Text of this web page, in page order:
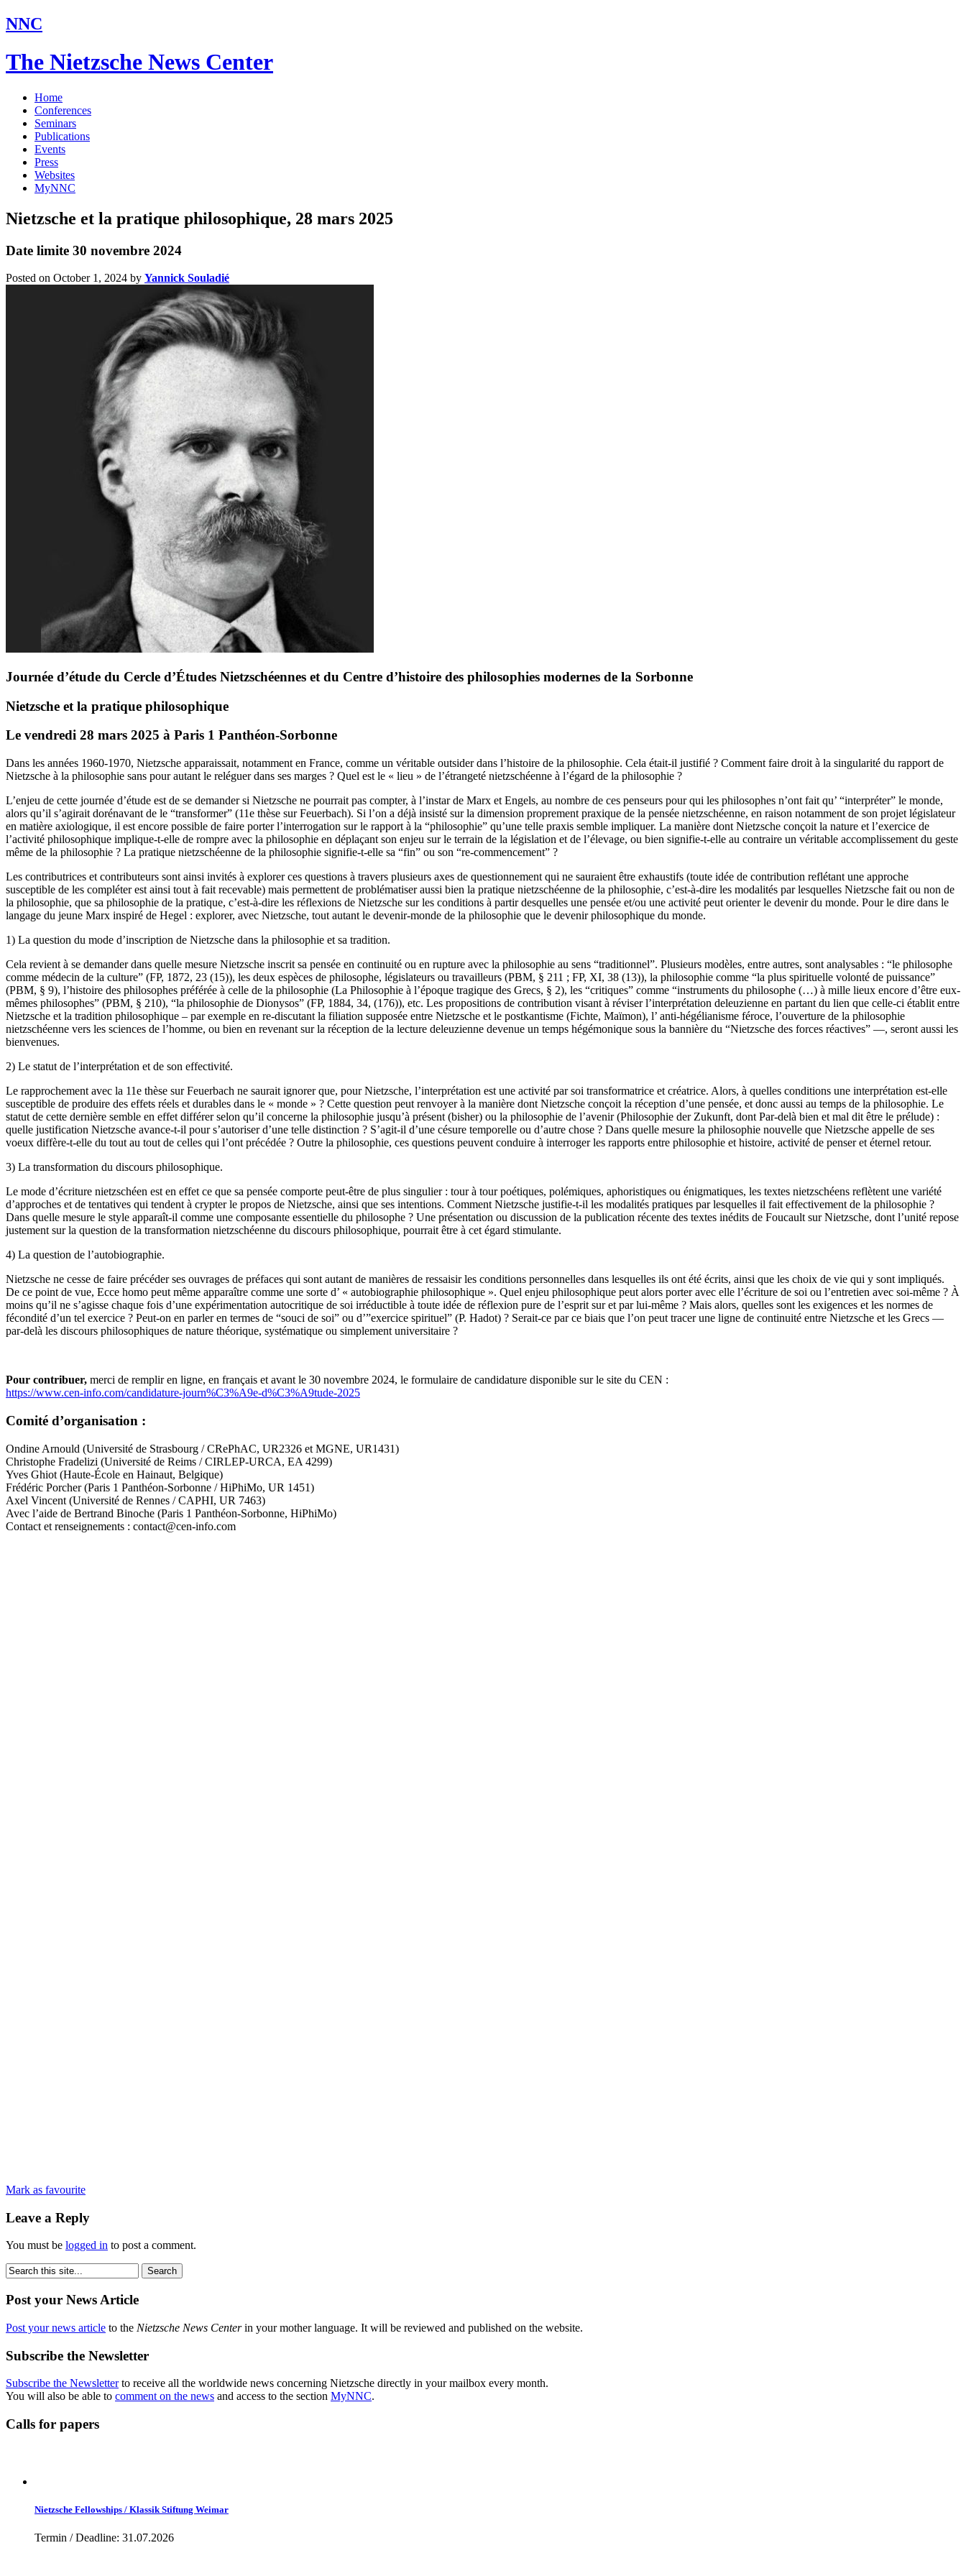
NNC
The Nietzsche News Center
Home
Conferences
Seminars
Publications
Events
Press
Websites
MyNNC
Nietzsche et la pratique philosophique, 28 mars 2025
Date limite 30 novembre 2024
Posted on October 1, 2024 by Yannick Souladié
Journée d’étude du Cercle d’Études Nietzschéennes et du Centre d’histoire des philosophies modernes de la Sorbonne
Nietzsche et la pratique philosophique
Le vendredi 28 mars 2025 à Paris 1 Panthéon-Sorbonne
Dans les années 1960-1970, Nietzsche apparaissait, notamment en France, comme un véritable outsider dans l’histoire de la philosophie. Cela était-il justifié ? Comment faire droit à la singularité du rapport de
Nietzsche à la philosophie sans pour autant le reléguer dans ses marges ? Quel est le « lieu » de l’étrangeté nietzschéenne à l’égard de la philosophie ?
L’enjeu de cette journée d’étude est de se demander si Nietzsche ne pourrait pas compter, à l’instar de Marx et Engels, au nombre de ces penseurs pour qui les philosophes n’ont fait qu’ “interpréter” le monde,
alors qu’il s’agirait dorénavant de le “transformer” (11e thèse sur Feuerbach). Si l’on a déjà insisté sur la dimension proprement praxique de la pensée nietzschéenne, en raison notamment de son projet législateur
en matière axiologique, il est encore possible de faire porter l’interrogation sur le rapport à la “philosophie” qu’une telle praxis semble impliquer. La manière dont Nietzsche conçoit la nature et l’exercice de
l’activité philosophique implique-t-elle de rompre avec la philosophie en déplaçant son enjeu sur le terrain de la législation et de l’élevage, ou bien signifie-t-elle au contraire un véritable accomplissement du geste
même de la philosophie ? La pratique nietzschéenne de la philosophie signifie-t-elle sa “fin” ou son “re-commencement” ?
Les contributrices et contributeurs sont ainsi invités à explorer ces questions à travers plusieurs axes de questionnement qui ne sauraient être exhaustifs (toute idée de contribution reflétant une approche
susceptible de les compléter est ainsi tout à fait recevable) mais permettent de problématiser aussi bien la pratique nietzschéenne de la philosophie, c’est-à-dire les modalités par lesquelles Nietzsche fait ou non de
la philosophie, que sa philosophie de la pratique, c’est-à-dire les réflexions de Nietzsche sur les conditions à partir desquelles une pensée et/ou une activité peut orienter le devenir du monde. Pour le dire dans le
langage du jeune Marx inspiré de Hegel : explorer, avec Nietzsche, tout autant le devenir-monde de la philosophie que le devenir philosophique du monde.
1) La question du mode d’inscription de Nietzsche dans la philosophie et sa tradition.
Cela revient à se demander dans quelle mesure Nietzsche inscrit sa pensée en continuité ou en rupture avec la philosophie au sens “traditionnel”. Plusieurs modèles, entre autres, sont analysables : “le philosophe
comme médecin de la culture” (FP, 1872, 23 (15)), les deux espèces de philosophe, législateurs ou travailleurs (PBM, § 211 ; FP, XI, 38 (13)), la philosophie comme “la plus spirituelle volonté de puissance”
(PBM, § 9), l’histoire des philosophes préférée à celle de la philosophie (La Philosophie à l’époque tragique des Grecs, § 2), les “critiques” comme “instruments du philosophe (…) à mille lieux encore d’être eux-
mêmes philosophes” (PBM, § 210), “la philosophie de Dionysos” (FP, 1884, 34, (176)), etc. Les propositions de contribution visant à réviser l’interprétation deleuzienne en partant du lien que celle-ci établit entre
Nietzsche et la tradition philosophique – par exemple en re-discutant la filiation supposée entre Nietzsche et le postkantisme (Fichte, Maïmon), l’ anti-hégélianisme féroce, l’ouverture de la philosophie
nietzschéenne vers les sciences de l’homme, ou bien en revenant sur la réception de la lecture deleuzienne devenue un temps hégémonique sous la bannière du “Nietzsche des forces réactives” —, seront aussi les
bienvenues.
2) Le statut de l’interprétation et de son effectivité.
Le rapprochement avec la 11e thèse sur Feuerbach ne saurait ignorer que, pour Nietzsche, l’interprétation est une activité par soi transformatrice et créatrice. Alors, à quelles conditions une interprétation est-elle
susceptible de produire des effets réels et durables dans le « monde » ? Cette question peut renvoyer à la manière dont Nietzsche conçoit la réception d’une pensée, et donc aussi au temps de la philosophie. Le
statut de cette dernière semble en effet différer selon qu’il concerne la philosophie jusqu’à présent (bisher) ou la philosophie de l’avenir (Philosophie der Zukunft, dont Par-delà bien et mal dit être le prélude) :
quelle justification Nietzsche avance-t-il pour s’autoriser d’une telle distinction ? S’agit-il d’une césure temporelle ou d’autre chose ? Dans quelle mesure la philosophie nouvelle que Nietzsche appelle de ses
voeux diffère-t-elle du tout au tout de celles qui l’ont précédée ? Outre la philosophie, ces questions peuvent conduire à interroger les rapports entre philosophie et histoire, activité de penser et éternel retour.
3) La transformation du discours philosophique.
Le mode d’écriture nietzschéen est en effet ce que sa pensée comporte peut-être de plus singulier : tour à tour poétiques, polémiques, aphoristiques ou énigmatiques, les textes nietzschéens reflètent une variété
d’approches et de tentatives qui tendent à crypter le propos de Nietzsche, ainsi que ses intentions. Comment Nietzsche justifie-t-il les modalités pratiques par lesquelles il fait effectivement de la philosophie ?
Dans quelle mesure le style apparaît-il comme une composante essentielle du philosophe ? Une présentation ou discussion de la publication récente des textes inédits de Foucault sur Nietzsche, dont l’unité repose
justement sur la question de la transformation nietzschéenne du discours philosophique, pourrait être à cet égard stimulante.
4) La question de l’autobiographie.
Nietzsche ne cesse de faire précéder ses ouvrages de préfaces qui sont autant de manières de ressaisir les conditions personnelles dans lesquelles ils ont été écrits, ainsi que les choix de vie qui y sont impliqués.
De ce point de vue, Ecce homo peut même apparaître comme une sorte d’ « autobiographie philosophique ». Quel enjeu philosophique peut alors porter avec elle l’écriture de soi ou l’entretien avec soi-même ? À
moins qu’il ne s’agisse chaque fois d’une expérimentation autocritique de soi irréductible à toute idée de réflexion pure de l’esprit sur et par lui-même ? Mais alors, quelles sont les exigences et les normes de
fécondité d’un tel exercice ? Peut-on en parler en termes de “souci de soi” ou d’”exercice spirituel” (P. Hadot) ? Serait-ce par ce biais que l’on peut tracer une ligne de continuité entre Nietzsche et les Grecs —
par-delà les discours philosophiques de nature théorique, systématique ou simplement universitaire ?
Pour contribuer, merci de remplir en ligne, en français et avant le 30 novembre 2024, le formulaire de candidature disponible sur le site du CEN :
https://www.cen-info.com/candidature-journ%C3%A9e-d%C3%A9tude-2025
Comité d’organisation :
Ondine Arnould (Université de Strasbourg / CRePhAC, UR2326 et MGNE, UR1431)
Christophe Fradelizi (Université de Reims / CIRLEP-URCA, EA 4299)
Yves Ghiot (Haute-École en Hainaut, Belgique)
Frédéric Porcher (Paris 1 Panthéon-Sorbonne / HiPhiMo, UR 1451)
Axel Vincent (Université de Rennes / CAPHI, UR 7463)
Avec l’aide de Bertrand Binoche (Paris 1 Panthéon-Sorbonne, HiPhiMo)
Contact et renseignements : contact@cen-info.com
Mark as favourite
Leave a Reply
You must be logged in to post a comment.
Post your News Article
Post your news article to the Nietzsche News Centerin your mother language. It will be reviewed and published on the website.
Subscribe the Newsletter
Subscribe the Newsletterto receive all the worldwide news concerning Nietzsche directly in your mailbox every month.
You will also be able to comment on the news and access to the section MyNNC.
Calls for papers
Nietzsche Fellowships / Klassik Stiftung Weimar
Termin / Deadline: 31.07.2026